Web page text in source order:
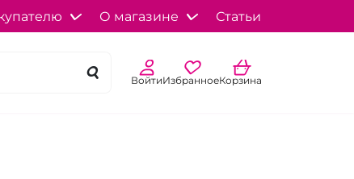
О магазине Статьи
ВойтиИзбранноеКорзина